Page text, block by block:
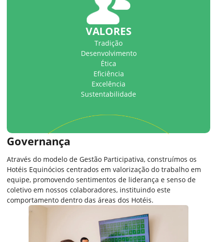
VALORES
Tradição
Desenvolvimento
Ética
Eficiência
Excelência
Sustentabilidade
Governança
Através do modelo de Gestão Participativa, construímos os
Hotéis Equinócios centrados em valorização do trabalho em
equipe, promovendo sentimentos de liderança e senso de
coletivo em nossos colaboradores, instituindo este
comportamento dentro das áreas dos Hotéis​.